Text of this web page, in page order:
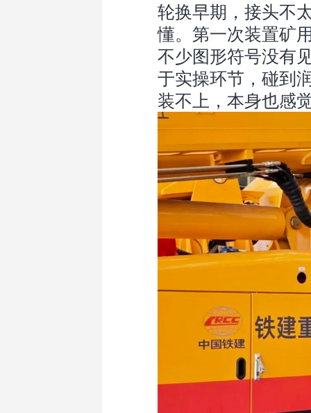
轮换早期，接头不
懂。第一次装置矿
不少图形符号没有
于实操环节，碰到
装不上，本身也感